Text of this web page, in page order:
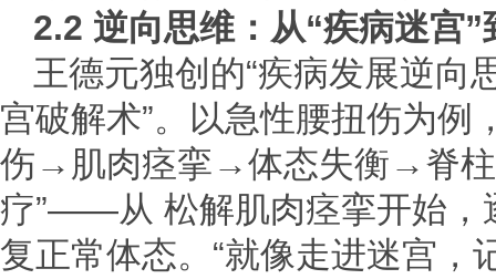
2.2 逆向思维：从“疾病迷宫
王德元独创的“疾病发展逆向
宫破解术”。以急性腰扭伤为例
伤→肌肉痉挛→体态失衡→脊柱
疗”——从 松解肌肉痉挛开始，
复正常体态。“就像走进迷宫，